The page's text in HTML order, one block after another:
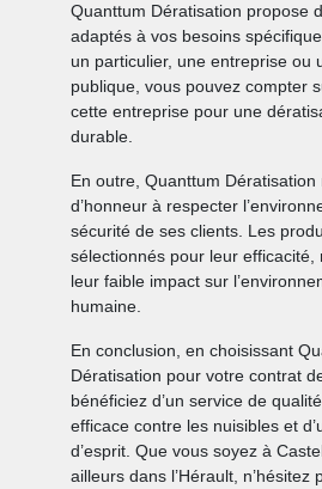
Quanttum Dératisation propose
adaptés à vos besoins
un particulier, une entreprise ou
publique, vous pouvez compter
cette entreprise pour une
durable.
En outre, Quanttum Dératisation
d’honneur à respecter
sécurité de ses clients. Les
sélectionnés pour leur efficacité,
leur faible impact sur
humaine.
En conclusion, en choisissant
Dératisation pour votre contrat
bénéficiez d’un service de
efficace contre les nuisibles et
d’esprit. Que vous soyez à
ailleurs dans l’Hérault, n’hésitez